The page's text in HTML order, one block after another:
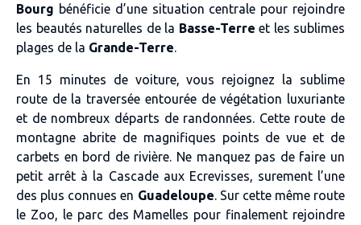
Bourg bénéficie d’une situation centrale pour rejoindre
les beautés naturelles de la Basse-Terre et les sublimes
plages de la Grande-Terre.
En 15 minutes de voiture, vous rejoignez la sublime
route de la traversée entourée de végétation luxuriante
et de nombreux départs de randonnées. Cette route de
montagne abrite de magnifiques points de vue et de
carbets en bord de rivière. Ne manquez pas de faire un
petit arrêt à la Cascade aux Ecrevisses, surement l’une
des plus connues en Guadeloupe. Sur cette même route
le Zoo, le parc des Mamelles pour finalement rejoindre